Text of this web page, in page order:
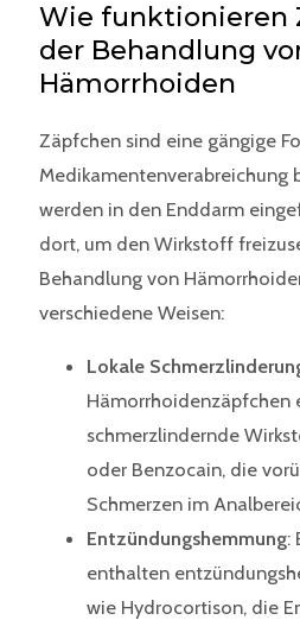
Wie funktionieren
der Behandlung
Hämorrhoiden
Zäpfchen sind eine gängige
Medikamentenverabreichung
werden in den Enddarm
dort, um den Wirkstoff
Behandlung von
verschiedene Weisen:
Lokale
Hämorrhoidenzäpfchen
schmerzlindernde
oder Benzocain, die
Schmerzen im
Entzündungshemmung:
enthalten
wie Hydrocortison, die